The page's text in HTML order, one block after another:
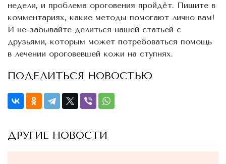
недели, и проблема ороговения пройдёт. Пишите в
комментариях, какие методы помогают лично вам!
И не забывайте делиться нашей статьей с
друзьями, которым может потребоваться помощь
в лечении ороговевшей кожи на ступнях.
ПОДЕЛИТЬСЯ НОВОСТЬЮ
ДРУГИЕ НОВОСТИ